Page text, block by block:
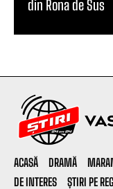
din Rona de Sus
ACASĂ DRAMĂ
DE INTERES
ȘTIRI PE